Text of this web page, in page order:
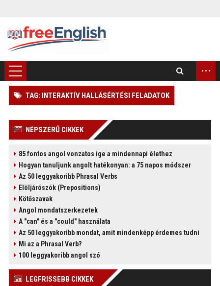
...
TAG: INTERAKTÍV HALLÁSÉRTÉSI FELADATOK
NÉPSZERŰ CIKKEK
85 fontos angol vonzatos ige a mindennapi élethez
Hogyan tanuljunk angolt hatékonyan: a 75 napos módszer
Az 50 leggyakoribb Phrasal Verbs
Elöljárószók (Prepositions)
Kötőszavak
Angol mondatszerkezetek
A "can" és a "could" használata
Az 50 leggyakoribb mondat, amit mindenképp érdemes tudni
Mi az a Phrasal Verb?
100 leggyakoribb angol szó
LEGFRISSEBB CIKKEK